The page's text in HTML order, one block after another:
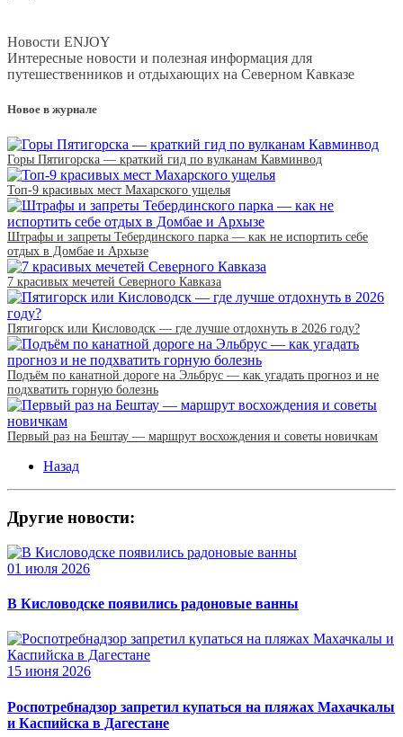
Новости ENJOY
Интересные новости и полезная информация для
путешественников и отдыхающих на Северном Кавказе
Новое в журнале
Горы Пятигорска — краткий гид по вулканам Кавминвод
Топ-9 красивых мест Махарского ущелья
Штрафы и запреты Тебердинского парка — как не испортить себе
отдых в Домбае и Архызе
7 красивых мечетей Северного Кавказа
Пятигорск или Кисловодск — где лучше отдохнуть в 2026 году?
Подъём по канатной дороге на Эльбрус — как угадать прогноз и не
подхватить горную болезнь
Первый раз на Бештау — маршрут восхождения и советы новичкам
Назад
Другие новости:
01 июля 2026
В Кисловодске появились радоновые ванны
15 июня 2026
Роспотребнадзор запретил купаться на пляжах Махачкалы
и Каспийска в Дагестане